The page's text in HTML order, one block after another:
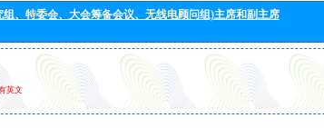
、特委会、大会筹备会议、无线电顾问组)主席和副主席
英文